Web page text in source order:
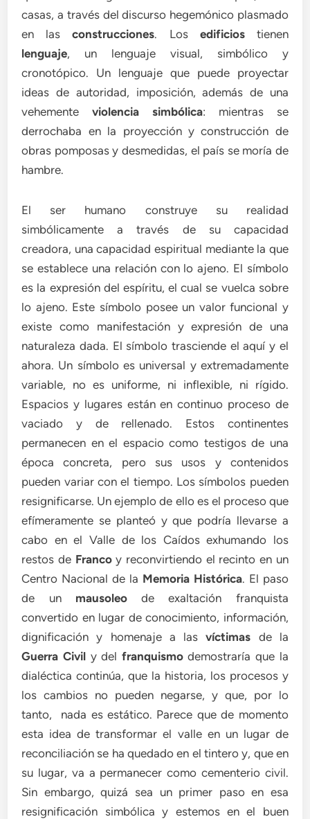
casas, a través del discurso hegemónico plasmado
en lasconstrucciones. Los edificiostienen
lenguaje, un lenguaje visual, simbólico y
cronotópico. Un lenguaje que puede proyectar
ideas de autoridad, imposición, además de una
vehementeviolencia simbólica: mientras se
derrochaba en la proyección y construcción de
obras pomposas y desmedidas, el país se moría de
hambre.
El ser humano construye su realidad
simbólicamente a través de su capacidad
creadora, una capacidad espiritual mediante la que
se establece una relación con lo ajeno. El símbolo
es la expresión del espíritu, el cual se vuelca sobre
lo ajeno. Este símbolo posee un valor funcional y
existe como manifestación y expresión de una
naturaleza dada. El símbolo trasciende el aquí y el
ahora. Un símbolo es universal y extremadamente
variable, no es uniforme, ni inflexible, ni rígido.
Espacios y lugares están en continuo proceso de
vaciado y de rellenado. Estos continentes
permanecen en el espacio como testigos de una
época concreta, pero sus usos y contenidos
pueden variar con el tiempo. Los símbolos pueden
resignificarse. Un ejemplo de ello es el proceso que
efímeramente se planteó y que podría llevarse a
cabo en el Valle de los Caídos exhumando los
restos de Francoy reconvirtiendo el recinto en un
Centro Nacional de la Memoria Histórica. El paso
de un mausoleode exaltación franquista
convertido en lugar de conocimiento, información,
dignificación y homenaje a lasvíctimas de la
Guerra Civily del franquismodemostraría que la
dialéctica continúa, que la historia, los procesos y
los cambios no pueden negarse, y que, por lo
tanto, nada es estático. Parece que de momento
esta idea de transformar el valle en un lugar de
reconciliación se ha quedado en el tintero y, que en
su lugar, va a permanecer como cementerio civil.
Sin embargo, quizá sea un primer paso en esa
resignificación simbólica y estemos en el buen